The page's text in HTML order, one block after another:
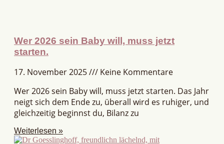
Wer 2026 sein Baby will, muss jetzt
starten.
17. November 2025
Keine Kommentare
Wer 2026 sein Baby will, muss jetzt starten. Das Jahr
neigt sich dem Ende zu, überall wird es ruhiger, und
gleichzeitig beginnst du, Bilanz zu
Weiterlesen »